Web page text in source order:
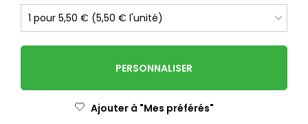
PERSONNALISER
Ajouter à "Mes préférés"